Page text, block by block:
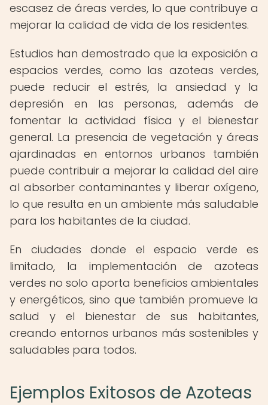
escasez de áreas verdes, lo que contribuye a
mejorar la calidad de vida de los residentes.
Estudios han demostrado que la exposición a
espacios verdes, como las azoteas verdes,
puede reducir el estrés, la ansiedad y la
depresión en las personas, además de
fomentar la actividad física y el bienestar
general. La presencia de vegetación y áreas
ajardinadas en entornos urbanos también
puede contribuir a mejorar la calidad del aire
al absorber contaminantes y liberar oxígeno,
lo que resulta en un ambiente más saludable
para los habitantes de la ciudad.
En ciudades donde el espacio verde es
limitado, la implementación de azoteas
verdes no solo aporta beneficios ambientales
y energéticos, sino que también promueve la
salud y el bienestar de sus habitantes,
creando entornos urbanos más sostenibles y
saludables para todos.
Ejemplos Exitosos de Azoteas